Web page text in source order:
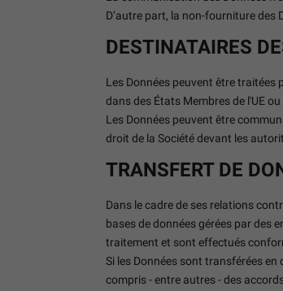
D’autre part, la non-fourniture des
DESTINATAIRES
Les Données peuvent être
dans des États Membres de l'UE
Les Données peuvent être
droit de la Société devant les
TRANSFERT DE
Dans le cadre de ses relations
bases de données gérées par des
traitement et sont effectués
Si les Données sont transférées
compris - entre autres - des